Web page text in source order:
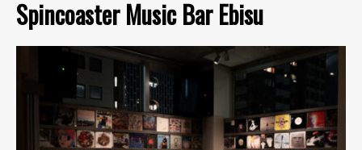
Spincoaster Music Bar Ebisu